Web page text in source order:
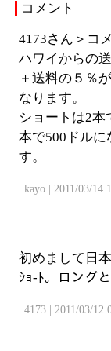
コメント
4173さん＞コ
ハワイからの
＋送料の５％
なります。
ショートは2本
本で500ドル
す。
| kayo | 2011/03/14
初めまして日
ｼｮ-ﾄ。ロング
| 4173 | 2011/03/12